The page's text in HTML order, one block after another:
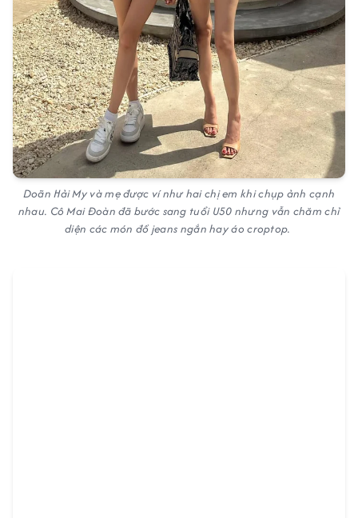
Doãn Hải My và mẹ được ví như hai chị em khi chụp ảnh cạnh
nhau. Cô Mai Đoàn đã bước sang tuổi U50 nhưng vẫn chăm chỉ
diện các món đồ jeans ngắn hay áo croptop.